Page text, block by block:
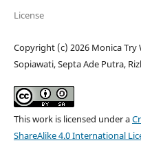
License
Copyright (c) 2026 Monica Try
Sopiawati, Septa Ade Putra,
This work is licensed under a
ShareAlike 4.0 International